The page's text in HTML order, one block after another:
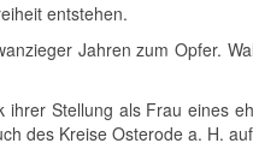
entstehen.
Jahren zum Opfer.
Stellung als Frau eines
des Kreise Osterode a. H.